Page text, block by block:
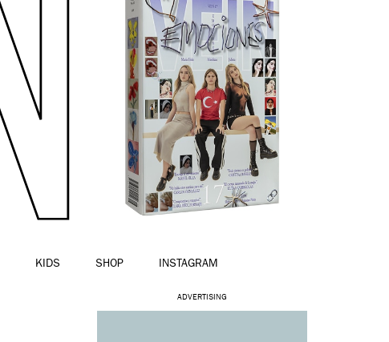
KIDS SHOP INSTAGRAM
ADVERTISING